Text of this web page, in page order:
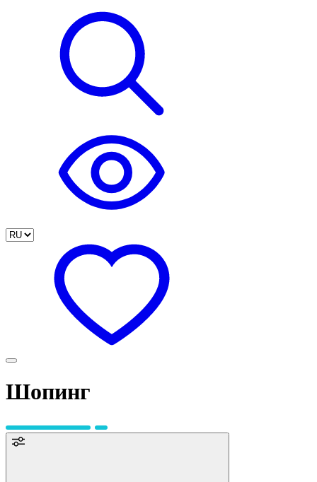
Шопинг